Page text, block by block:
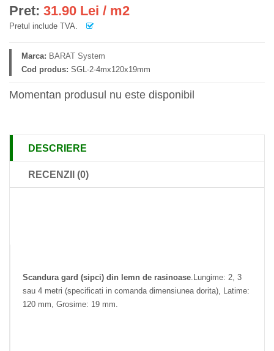
Pret: 31.90 Lei / m2
Pretul include TVA.
Marca: BARAT System
Cod produs: SGL-2-4mx120x19mm
Momentan produsul nu este disponibil
DESCRIERE
RECENZII (0)
Scandura gard (sipci) din lemn de rasinoase.Lungime: 2, 3
sau 4 metri (specificati in comanda dimensiunea dorita), Latime:
120 mm, Grosime: 19 mm.